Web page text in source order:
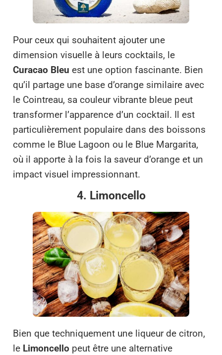
Pour ceux qui souhaitent ajouter une
dimension visuelle à leurs cocktails, le
Curacao Bleu est une option fascinante. Bien
qu’il partage une base d’orange similaire avec
le Cointreau, sa couleur vibrante bleue peut
transformer l’apparence d’un cocktail. Il est
particulièrement populaire dans des boissons
comme le Blue Lagoon ou le Blue Margarita,
où il apporte à la fois la saveur d’orange et un
impact visuel impressionnant.
4. Limoncello
Bien que techniquement une liqueur de citron,
le Limoncello peut être une alternative